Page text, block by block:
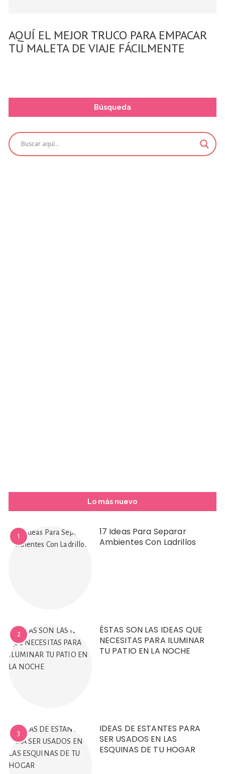
AQUÍ EL MEJOR TRUCO PARA EMPACAR
TU MALETA DE VIAJE FÁCILMENTE
Búsqueda
Lo más nuevo
1
17 Ideas Para Separar
Ambientes Con Ladrillos
2
ÉSTAS SON LAS IDEAS QUE
NECESITAS PARA ILUMINAR
TU PATIO EN LA NOCHE
3
IDEAS DE ESTANTES PARA
SER USADOS EN LAS
ESQUINAS DE TU HOGAR